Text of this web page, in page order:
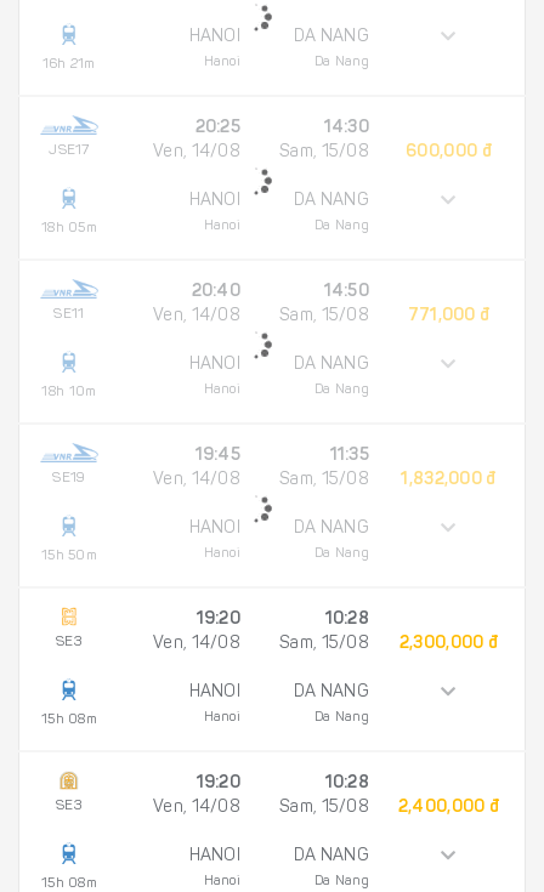
16h 21m
HANOI
Hanoi
DA NANG
Da Nang
JSE17
18h 05m
20:25
Ven, 14/08
HANOI
Hanoi
14:30
Sam, 15/08
DA NANG
Da Nang
600,000 đ
SE11
18h 10m
20:40
Ven, 14/08
HANOI
Hanoi
14:50
Sam, 15/08
DA NANG
Da Nang
771,000 đ
SE19
15h 50m
19:45
Ven, 14/08
HANOI
Hanoi
11:35
Sam, 15/08
DA NANG
Da Nang
1,832,000 đ
SE3
15h 08m
19:20
Ven, 14/08
HANOI
Hanoi
10:28
Sam, 15/08
DA NANG
Da Nang
2,300,000 đ
SE3
15h 08m
19:20
Ven, 14/08
HANOI
Hanoi
10:28
Sam, 15/08
DA NANG
Da Nang
2,400,000 đ